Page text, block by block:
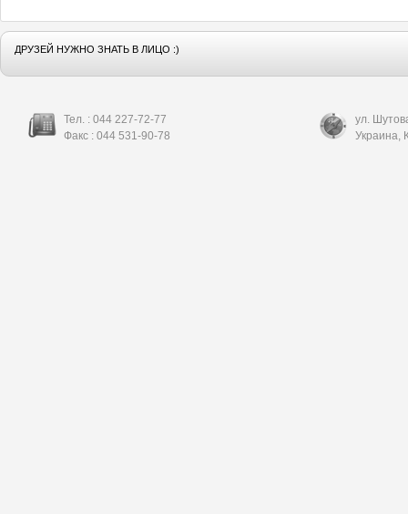
ДРУЗЕЙ НУЖНО ЗНАТЬ В ЛИЦО :)
Тел. : 044 227-72-77
Факс : 044 531-90-78
ул.
Украина,